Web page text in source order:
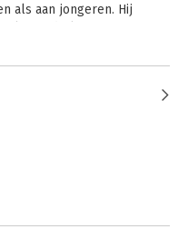
als aan jongeren. Hij
universiteiten om het
David Dewulf